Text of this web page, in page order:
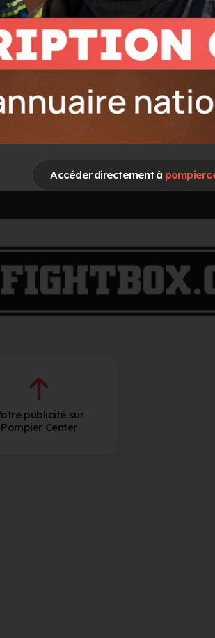
Accéder directement à
Formation et
RCH Risques Chimiques &
publicité sur
Pompier Center